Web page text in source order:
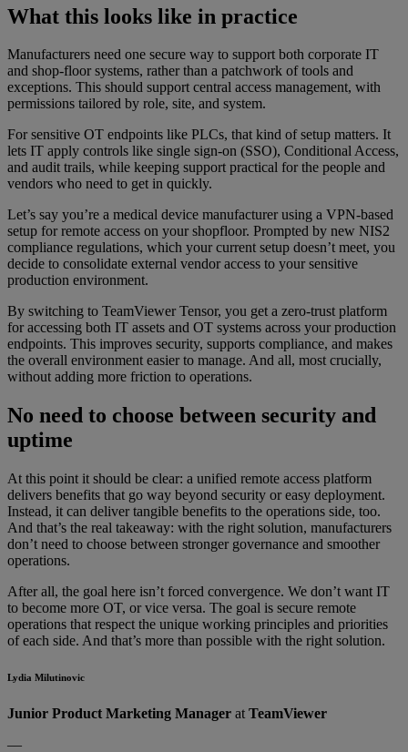
What this looks like in practice
Manufacturers need one secure way to support both corporate IT
and shop-floor systems, rather than a patchwork of tools and
exceptions. This should support central access management, with
permissions tailored by role, site, and system.
For sensitive OT endpoints like PLCs, that kind of setup matters. It
lets IT apply controls like single sign-on (SSO), Conditional Access,
and audit trails, while keeping support practical for the people and
vendors who need to get in quickly.
Let’s say you’re a medical device manufacturer using a VPN-based
setup for remote access on your shopfloor. Prompted by new NIS2
compliance regulations, which your current setup doesn’t meet, you
decide to consolidate external vendor access to your sensitive
production environment.
By switching to TeamViewer Tensor, you get a zero-trust platform
for accessing both IT assets and OT systems across your production
endpoints. This improves security, supports compliance, and makes
the overall environment easier to manage. And all, most crucially,
without adding more friction to operations.
No need to choose between security and
uptime
At this point it should be clear: a unified remote access platform
delivers benefits that go way beyond security or easy deployment.
Instead, it can deliver tangible benefits to the operations side, too.
And that’s the real takeaway: with the right solution, manufacturers
don’t need to choose between stronger governance and smoother
operations.
After all, the goal here isn’t forced convergence. We don’t want IT
to become more OT, or vice versa. The goal is secure remote
operations that respect the unique working principles and priorities
of each side. And that’s more than possible with the right solution.
Lydia Milutinovic
Junior Product Marketing Manager at TeamViewer
––